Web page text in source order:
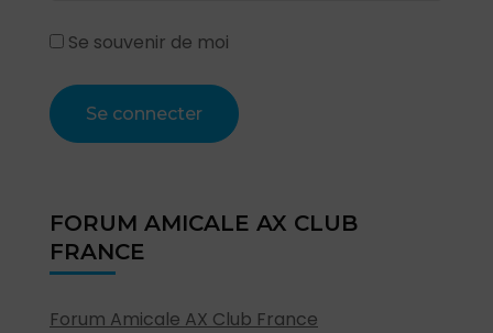
Se souvenir de moi
FORUM AMICALE AX CLUB
FRANCE
Forum Amicale AX Club France